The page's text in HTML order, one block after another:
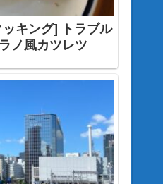
ッキング] トラブル
ノ風カツレツ